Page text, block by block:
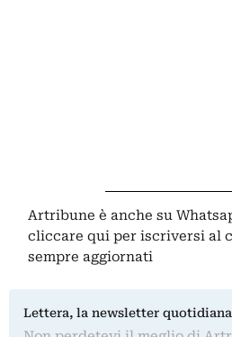
Artribune è anche su
cliccare qui per iscriversi al
sempre aggiornati
Lettera, la newsletter quotidiana